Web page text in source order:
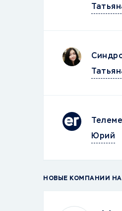
Юрий
НОВЫЕ КОМПАНИИ НА